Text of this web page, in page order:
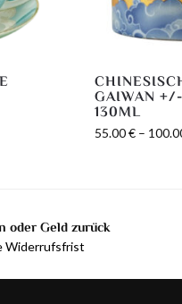
GAIWAN
130ML
55.00€ –
oder Geld zurück
Widerrufsfrist